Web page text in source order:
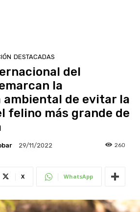
DESTACADAS
del
la
de evitar la
felino más grande de
29/11/2022 260
X WhatsApp